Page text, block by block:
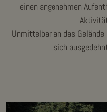
einen angenehmen
Unmittelbar an das
sich